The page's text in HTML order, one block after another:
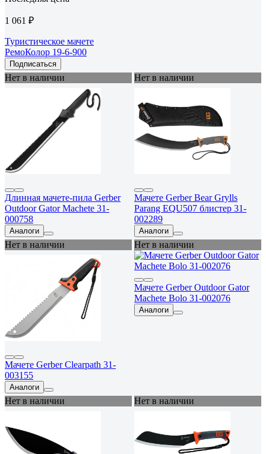
1 061 ₽
Туристическое мачете
РемоКолор 19-6-900
Подписаться
Нет в наличии
Длинная мачете-пила Gerber
Outdoor Gator Machete 31-
000758
Аналоги
Нет в наличии
Мачете Gerber Bear Grylls
Parang EQU507 блистер 31-
002289
Аналоги
Нет в наличии
Мачете Gerber Clearpath 31-
003155
Аналоги
Нет в наличии
Мачете Gerber Outdoor Gator
Machete Bolo 31-002076
Аналоги
Нет в наличии Нет в наличии